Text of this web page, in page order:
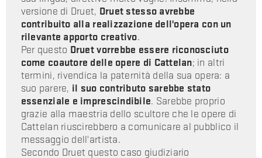
versione di Druet, Druet stesso avrebbe
contribuito alla realizzazione dell'opera con un
rilevante apporto creativo.
Per questo Druet vorrebbe essere riconosciuto
come coautore delle opere di Cattelan; in altri
termini, rivendica la paternità della sua opera: a
suo parere, il suo contributo sarebbe stato
essenziale e imprescindibile. Sarebbe proprio
grazie alla maestria dello scultore che le opere di
Cattelan riuscirebbero a comunicare al pubblico il
messaggio dell'artista.
Secondo Druet questo caso giudiziario